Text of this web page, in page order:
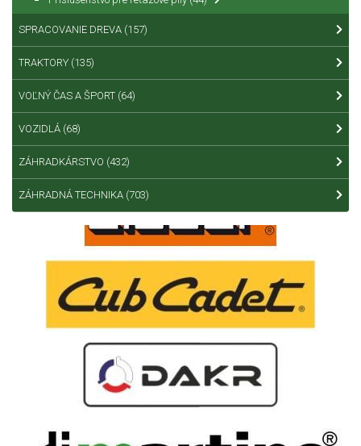
SPRACOVANIE DREVA (157)
TRAKTORY (135)
VOĽNÝ ČAS A ŠPORT (64)
VOZIDLÁ (68)
ZÁHRADKÁRSTVO (432)
ZÁHRADNÁ TECHNIKA (703)